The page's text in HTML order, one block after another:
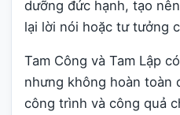
dưỡng đức hạnh, tạo
lại lời nói hoặc tư tưởng
Tam Công và Tam Lập
nhưng không hoàn toàn
công trình và công quả